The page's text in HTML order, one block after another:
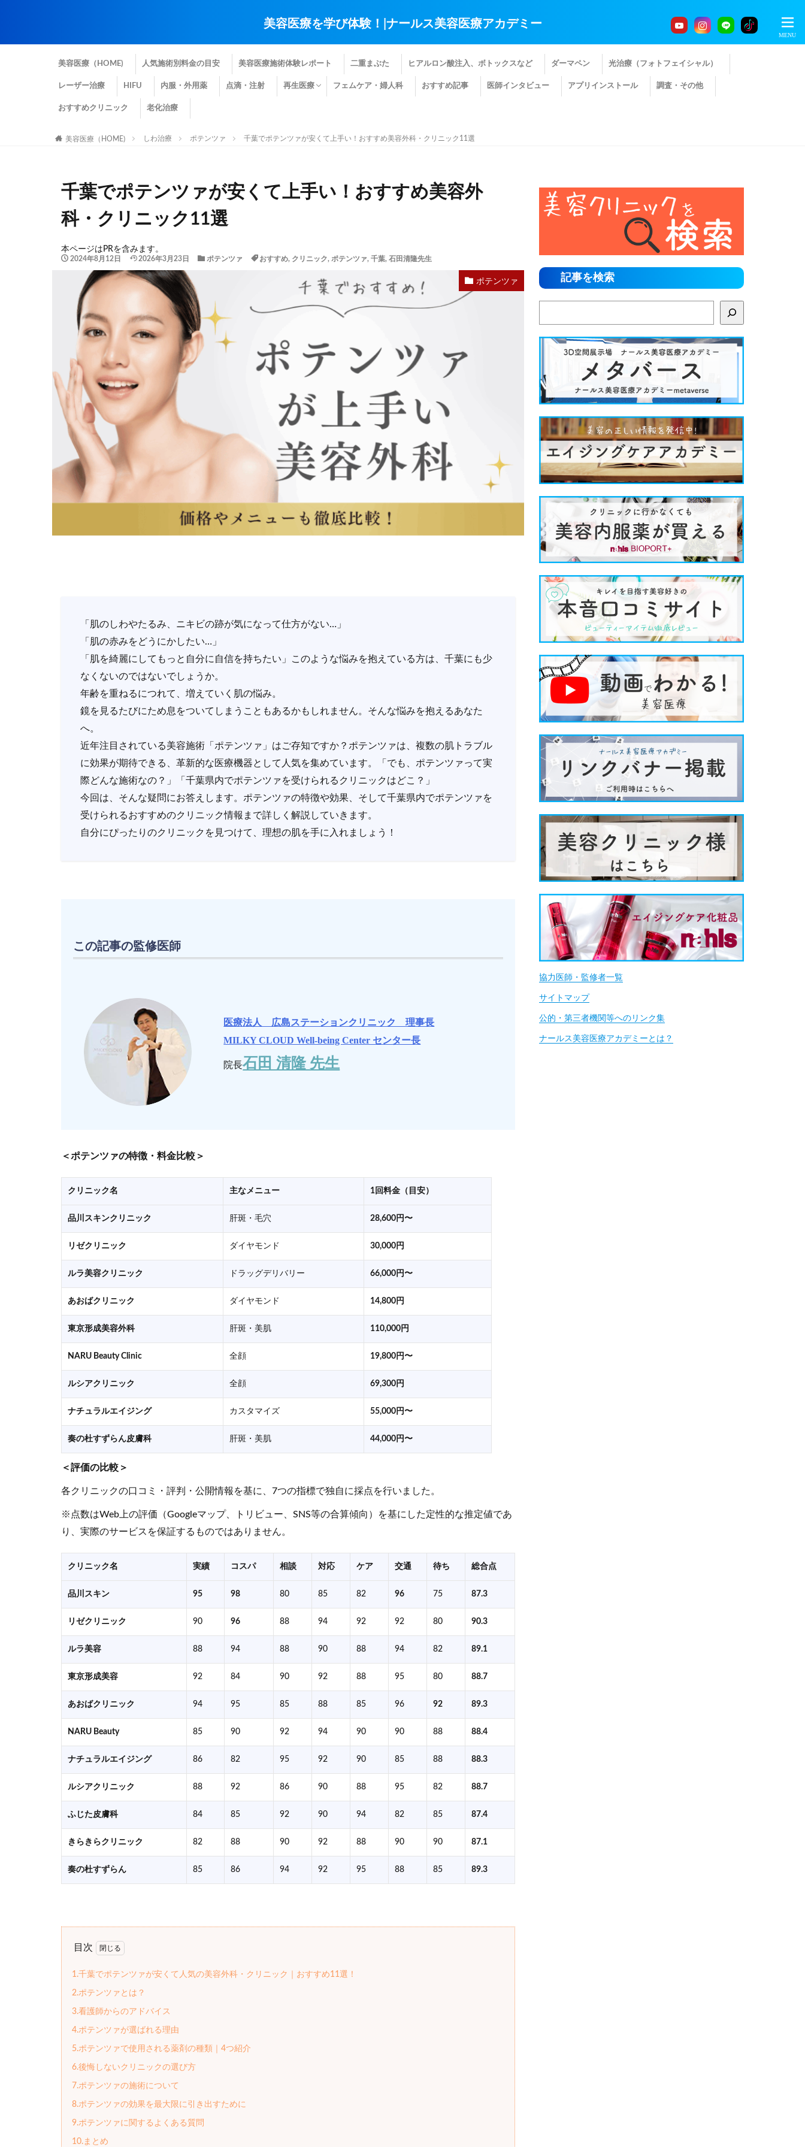
美容医療を学び体験！|ナールス美容医療アカデミー
美容医療（HOME) 人気施術別料金の目安 美容医療施術体験レポート 二重まぶた ヒアルロン酸注入、ボトックスなど ダーマペン 光治療（フォトフェイシャル）
レーザー治療 HIFU 内服・外用薬 点滴・注射 再生医療 フェムケア・婦人科 おすすめ記事 医師インタビュー アプリインストール 調査・その他
おすすめクリニック 老化治療
美容医療（HOME) しわ治療 ポテンツァ 千葉でポテンツァが安くて上手い！おすすめ美容外科・クリニック11選
千葉でポテンツァが安くて上手い！おすすめ美容外
科・クリニック11選
本ページはPRを含みます。
2024年8月12日 2026年3月23日 ポテンツァ おすすめ, クリニック, ポテンツァ, 千葉, 石田清隆先生
ポテンツァ
「肌のしわやたるみ、ニキビの跡が気になって仕方がない…」
「肌の赤みをどうにかしたい…」
「肌を綺麗にしてもっと自分に自信を持ちたい」このような悩みを抱えている方は、千葉にも少
なくないのではないでしょうか。
年齢を重ねるにつれて、増えていく肌の悩み。
鏡を見るたびにため息をついてしまうこともあるかもしれません。そんな悩みを抱えるあなた
へ。
近年注目されている美容施術「ポテンツァ」はご存知ですか？ポテンツァは、複数の肌トラブル
に効果が期待できる、革新的な医療機器として人気を集めています。「でも、ポテンツァって実
際どんな施術なの？」「千葉県内でポテンツァを受けられるクリニックはどこ？」
今回は、そんな疑問にお答えします。ポテンツァの特徴や効果、そして千葉県内でポテンツァを
受けられるおすすめのクリニック情報まで詳しく解説していきます。
自分にぴったりのクリニックを見つけて、理想の肌を手に入れましょう！
この記事の監修医師
医療法人 広島ステーションクリニック 理事長
MILKY CLOUD Well-being Center センター長
院長石田 清隆 先生
＜ポテンツァの特徴・料金比較＞
クリニック名 主なメニュー 1回料金（目安）
品川スキンクリニック 肝斑・毛穴 28,600円〜
リゼクリニック ダイヤモンド 30,000円
ルラ美容クリニック ドラッグデリバリー 66,000円〜
あおばクリニック ダイヤモンド 14,800円
東京形成美容外科 肝斑・美肌 110,000円
NARU Beauty Clinic 全顔 19,800円〜
ルシアクリニック 全顔 69,300円
ナチュラルエイジング カスタマイズ 55,000円〜
奏の杜すずらん皮膚科 肝斑・美肌 44,000円〜
＜評価の比較＞
各クリニックの口コミ・評判・公開情報を基に、7つの指標で独自に採点を行いました。
※点数はWeb上の評価（Googleマップ、トリビュー、SNS等の合算傾向）を基にした定性的な推定値であ
り、実際のサービスを保証するものではありません。
クリニック名 実績 コスパ 相談 対応 ケア 交通 待ち 総合点
品川スキン 95 98 80 85 82 96 75 87.3
リゼクリニック 90 96 88 94 92 92 80 90.3
ルラ美容 88 94 88 90 88 94 82 89.1
東京形成美容 92 84 90 92 88 95 80 88.7
あおばクリニック 94 95 85 88 85 96 92 89.3
NARU Beauty 85 90 92 94 90 90 88 88.4
ナチュラルエイジング 86 82 95 92 90 85 88 88.3
ルシアクリニック 88 92 86 90 88 95 82 88.7
ふじた皮膚科 84 85 92 90 94 82 85 87.4
きらきらクリニック 82 88 90 92 88 90 90 87.1
奏の杜すずらん 85 86 94 92 95 88 85 89.3
目次
1.千葉でポテンツァが安くて人気の美容外科・クリニック｜おすすめ11選！
2.ポテンツァとは？
3.看護師からのアドバイス
4.ポテンツァが選ばれる理由
5.ポテンツァで使用される薬剤の種類｜4つ紹介
6.後悔しないクリニックの選び方
7.ポテンツァの施術について
8.ポテンツァの効果を最大限に引き出すために
9.ポテンツァに関するよくある質問
10.まとめ
記事を検索
協力医師・監修者一覧
サイトマップ
公的・第三者機関等へのリンク集
ナールス美容医療アカデミーとは？